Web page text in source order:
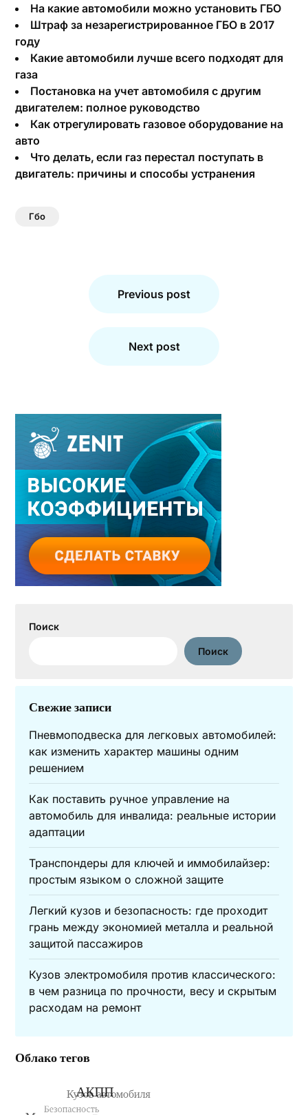
На какие автомобили можно установить ГБО
Штраф за незарегистрированное ГБО в 2017
году
Какие автомобили лучше всего подходят для
газа
Постановка на учет автомобиля с другим
двигателем: полное руководство
Как отрегулировать газовое оборудование на
авто
Что делать‚ если газ перестал поступать в
двигатель: причины и способы устранения
Гбо
Previous post
Next post
Поиск
Поиск
Свежие записи
Пневмоподвеска для легковых автомобилей:
как изменить характер машины одним
решением
Как поставить ручное управление на
автомобиль для инвалида: реальные истории
адаптации
Транспондеры для ключей и иммобилайзер:
простым языком о сложной защите
Легкий кузов и безопасность: где проходит
грань между экономией металла и реальной
защитой пассажиров
Кузов электромобиля против классического:
в чем разница по прочности, весу и скрытым
расходам на ремонт
Облако тегов